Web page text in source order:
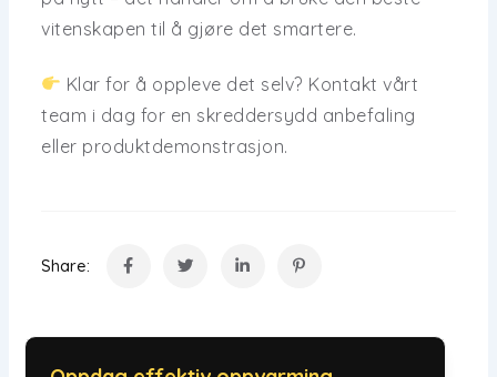
vitenskapen til å gjøre det smartere.
Klar for å oppleve det selv? Kontakt vårt
team i dag for en skreddersydd anbefaling
eller produktdemonstrasjon.
Share: